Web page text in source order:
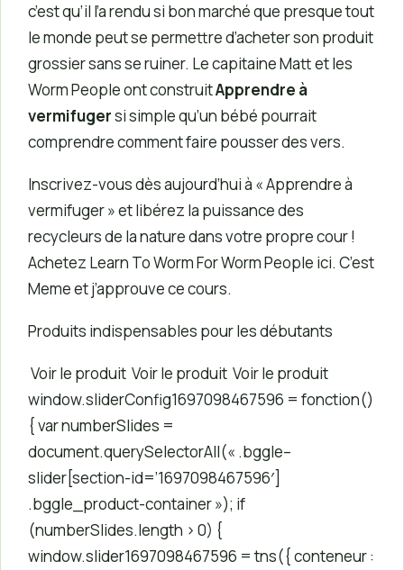
c’est qu’il l’a rendu si bon marché que presque tout
le monde peut se permettre d’acheter son produit
grossier sans se ruiner. Le capitaine Matt et les
Worm People ont construitApprendre à
vermifugersi simple qu’un bébé pourrait
comprendre comment faire pousser des vers.
Inscrivez-vous dès aujourd’hui à « Apprendre à
vermifuger » et libérez la puissance des
recycleurs de la nature dans votre propre cour !
Achetez Learn To Worm For Worm People ici. C’est
Meme et j’approuve ce cours.
Produits indispensables pour les débutants
Voir le produit Voir le produit Voir le produit
window.sliderConfig1697098467596 = fonction()
{ var numberSlides =
document.querySelectorAll(« .bggle–
slider[section-id=’1697098467596′]
.bggle_product-container »); if
(numberSlides.length > 0) {
window.slider1697098467596 = tns({ conteneur :